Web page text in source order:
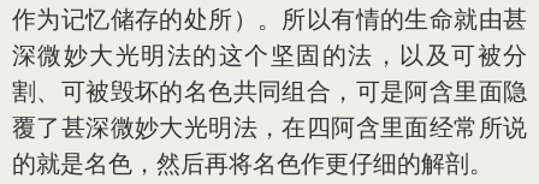
作为记忆储存的处所）。所以有情的生命就由甚
深微妙大光明法的这个坚固的法，以及可被分
割、可被毁坏的名色共同组合，可是阿含里面隐
覆了甚深微妙大光明法，在四阿含里面经常所说
的就是名色，然后再将名色作更仔细的解剖。